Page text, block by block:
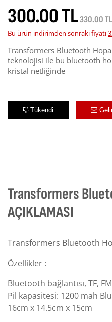
300.00 TL330.00 TL
Bu ürün indirimden sonraki fiyatı
Transformers Bluetooth
teknolojisi ile bu bluetooth
kristal netliğinde
Tükendi
Transformers
AÇIKLAMASI
Transformers Bluetooth
Özellikler :
Bluetooth bağlantısı, TF,
Pil kapasitesi: 1200 mah
16cm x 14.5cm x 15cm